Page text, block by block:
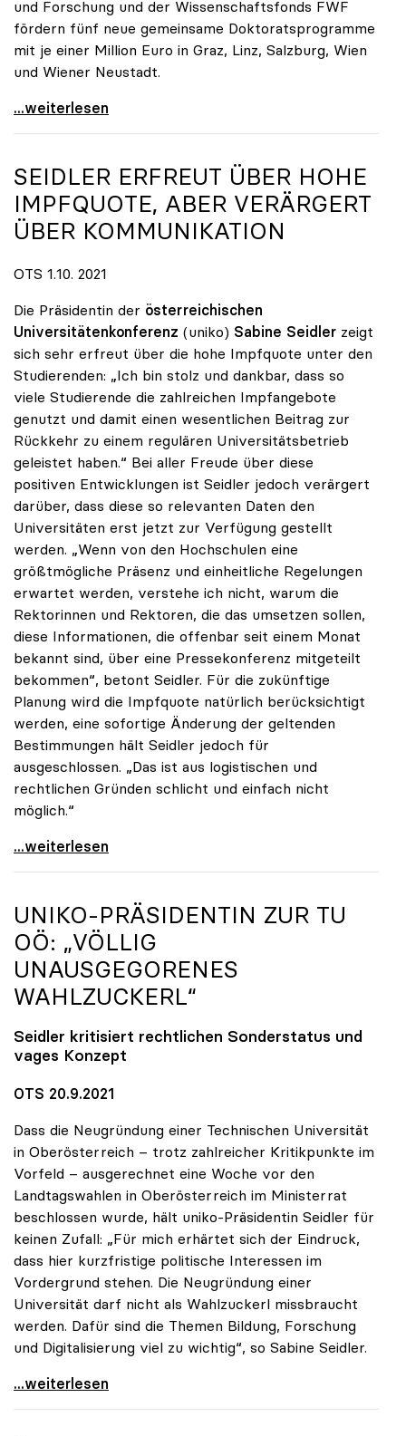
und Forschung und der Wissenschaftsfonds FWF
fördern fünf neue gemeinsame Doktoratsprogramme
mit je einer Million Euro in Graz, Linz, Salzburg, Wien
und Wiener Neustadt.
FHs und Unis bilden gemeinsam Doktorandinnen und
...weiterlesen
SEIDLER ERFREUT ÜBER HOHE
IMPFQUOTE, ABER VERÄRGERT
ÜBER KOMMUNIKATION
OTS 1.10. 2021
Die Präsidentin der österreichischen
Universitätenkonferenz (uniko) Sabine Seidler zeigt
sich sehr erfreut über die hohe Impfquote unter den
Studierenden: „Ich bin stolz und dankbar, dass so
viele Studierende die zahlreichen Impfangebote
genutzt und damit einen wesentlichen Beitrag zur
Rückkehr zu einem regulären Universitätsbetrieb
geleistet haben.“ Bei aller Freude über diese
positiven Entwicklungen ist Seidler jedoch verärgert
darüber, dass diese so relevanten Daten den
Universitäten erst jetzt zur Verfügung gestellt
werden. „Wenn von den Hochschulen eine
größtmögliche Präsenz und einheitliche Regelungen
erwartet werden, verstehe ich nicht, warum die
Rektorinnen und Rektoren, die das umsetzen sollen,
diese Informationen, die offenbar seit einem Monat
bekannt sind, über eine Pressekonferenz mitgeteilt
bekommen“, betont Seidler. Für die zukünftige
Planung wird die Impfquote natürlich berücksichtigt
werden, eine sofortige Änderung der geltenden
Bestimmungen hält Seidler jedoch für
ausgeschlossen. „Das ist aus logistischen und
rechtlichen Gründen schlicht und einfach nicht
möglich.“
Seidler erfreut über hohe Impfquote, aber
...weiterlesen
UNIKO-PRÄSIDENTIN ZUR TU
OÖ: „VÖLLIG
UNAUSGEGORENES
WAHLZUCKERL“
Seidler kritisiert rechtlichen Sonderstatus und
vages Konzept
OTS 20.9.2021
Dass die Neugründung einer Technischen Universität
in Oberösterreich – trotz zahlreicher Kritikpunkte im
Vorfeld – ausgerechnet eine Woche vor den
Landtagswahlen in Oberösterreich im Ministerrat
beschlossen wurde, hält uniko-Präsidentin Seidler für
keinen Zufall: „Für mich erhärtet sich der Eindruck,
dass hier kurzfristige politische Interessen im
Vordergrund stehen. Die Neugründung einer
Universität darf nicht als Wahlzuckerl missbraucht
werden. Dafür sind die Themen Bildung, Forschung
und Digitalisierung viel zu wichtig“, so Sabine Seidler.
uniko-Präsidentin zur TU OÖ: „Völlig
...weiterlesen